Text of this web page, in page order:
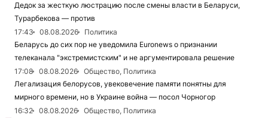
Дедок за жесткую люстрацию после смены власти в Беларуси,
Турарбекова — против
17:43
08.08.2026
Политика
Беларусь до сих пор не уведомила Euronews о признании
телеканала "экстремистским" и не аргументировала решение
17:08
08.08.2026
Общество, Политика
Легализация белорусов, увековечение памяти понятны для
мирного времени, но в Украине война — посол Чорногор
16:32
08.08.2026
Общество, Политика